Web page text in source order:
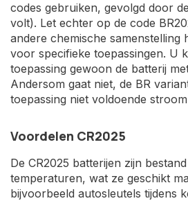
codes gebruiken, gevolgd door
volt). Let echter op de code
andere chemische samenstelling
voor specifieke toepassingen. U
toepassing gewoon de batterij
Andersom gaat niet, de BR
toepassing niet voldoende
Voordelen CR2025
De CR2025 batterijen zijn
temperaturen, wat ze geschikt
bijvoorbeeld autosleutels tijdens